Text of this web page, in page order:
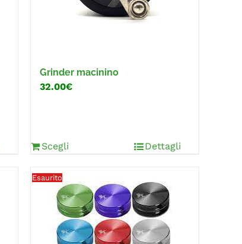
Grinder macinino
32.00€
Scegli Dettagli
Esaurito